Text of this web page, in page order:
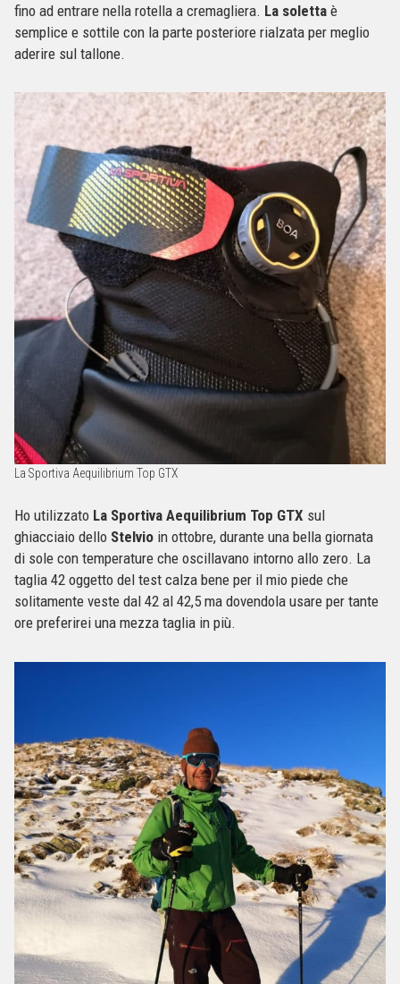
fino ad entrare nella rotella a cremagliera. La soletta è
semplice e sottile con la parte posteriore rialzata per meglio
aderire sul tallone.
La Sportiva Aequilibrium Top GTX
Ho utilizzato La Sportiva Aequilibrium Top GTX sul
ghiacciaio dello Stelvio in ottobre, durante una bella giornata
di sole con temperature che oscillavano intorno allo zero. La
taglia 42 oggetto del test calza bene per il mio piede che
solitamente veste dal 42 al 42,5 ma dovendola usare per tante
ore preferirei una mezza taglia in più.